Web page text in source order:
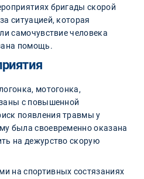
бригады скорой
ситуацией, которая
самочувствие человека
помощь.
мотогонка,
с повышенной
появления травмы у
была своевременно оказана
на дежурство скорую
на спортивных состязаниях